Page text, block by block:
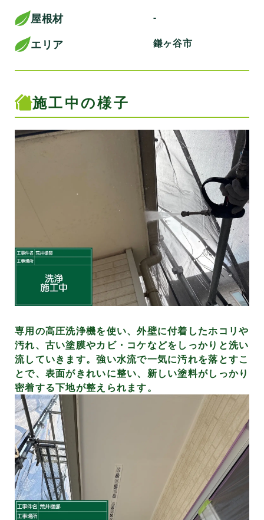
屋根材 -
エリア 鎌ヶ谷市
施工中の様子
専用の高圧洗浄機を使い、外壁に付着したホコリや
汚れ、古い塗膜やカビ・コケなどをしっかりと洗い
流していきます。強い水流で一気に汚れを落とすこ
とで、表面がきれいに整い、新しい塗料がしっかり
密着する下地が整えられます。